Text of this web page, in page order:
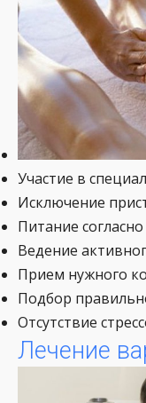
Участие в
Исключение
Питание
Ведение
Прием нужного
Подбор
Отсутствие
Лечение